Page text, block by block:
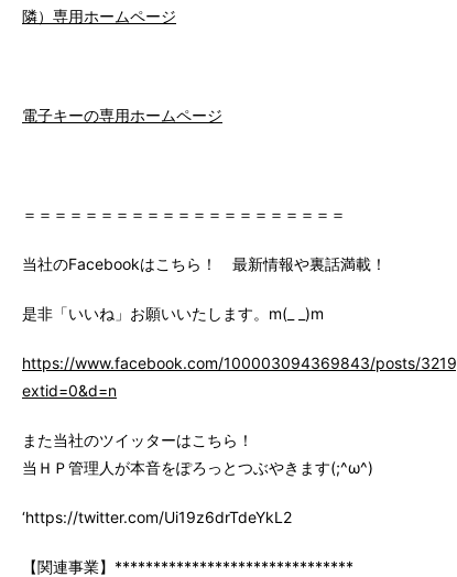
隣）専用ホームページ
電子キーの専用ホームページ
＝＝＝＝＝＝＝＝＝＝＝＝＝＝＝＝＝＝＝＝＝
当社のFacebookはこちら！ 最新情報や裏話満載！
是非「いいね」お願いいたします。m(_ _)m
https://www.facebook.com/100003094369843/posts/
extid=0&d=n
また当社のツイッターはこちら！
当ＨＰ管理人が本音をぽろっとつぶやきます(;^ω^)
‘https://twitter.com/Ui19z6drTdeYkL2
【関連事業】*******************************